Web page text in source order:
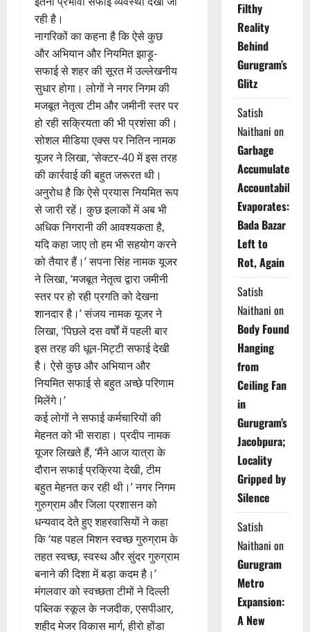
रही है।
नागरिकों का कहना है कि ऐसे कुछ
और अभियान और नियमित झाड़ू-
सफाई से शहर की सूरत में उल्लेखनीय
सुधार होगा। लोगों ने नगर निगम की
मजबूत नेतृत्व टीम और जमीनी स्तर पर
हो रही सक्रियता की भी प्रशंसा की।
सोशल मीडिया एक्स पर नितिन नामक
यूजर ने लिखा, ‘सेक्टर-40 में इस तरह
की कार्रवाई की बहुत जरूरत थी।
अनुरोध है कि ऐसे प्रयास नियमित रूप
से जारी रहें। कुछ इलाकों में अब भी
अधिक निगरानी की आवश्यकता है,
यदि कहा जाए तो हम भी सहयोग करने
को तैयार हैं।’ सपना सिंह नामक यूजर
ने लिखा, ‘मजबूत नेतृत्व द्वारा जमीनी
स्तर पर हो रही प्रगति को देखना
शानदार है।’ संजय नामक यूजर ने
लिखा, ‘पिछले दस वर्षों में पहली बार
इस तरह की धूल-मिट्टी सफाई देखी
है। ऐसे कुछ और अभियान और
नियमित सफाई से बहुत अच्छे परिणाम
मिलेंगे।’
कई लोगों ने सफाई कर्मचारियों की
मेहनत को भी सराहा। प्रदीप नामक
यूजर लिखते हैं, ‘मैंने आज यात्रा के
दौरान सफाई प्रक्रिया देखी, टीम
बहुत मेहनत कर रही थी।’ नगर निगम
गुरुग्राम और जिला प्रशासन को
धन्यवाद देते हुए शहरवासियों ने कहा
कि ‘यह पहल मिशन स्वच्छ गुरुग्राम के
तहत स्वच्छ, स्वस्थ और सुंदर गुरुग्राम
बनाने की दिशा में बड़ा कदम है।’
मंगलवार को स्वच्छता टीमों ने दिल्ली
पब्लिक स्कूल के नजदीक, एसपीआर,
शहीद मेजर विकास मार्ग, हीरो होंडा
Filthy
Reality
Behind
Gurugram’s
Glitz
Satish
Naithani on
Garbage
Accumulates,
Accountability
Evaporates:
Bada Bazar
Left to
Rot, Again
Satish
Naithani on
Body Found
Hanging
from
Ceiling Fan
in
Gurugram’s
Jacobpura;
Locality
Gripped by
Silence
Satish
Naithani on
Gurugram
Metro
Expansion:
A New